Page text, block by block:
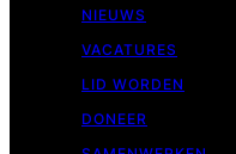
NIEUWS
VACATURES
LID WORDEN
DONEER